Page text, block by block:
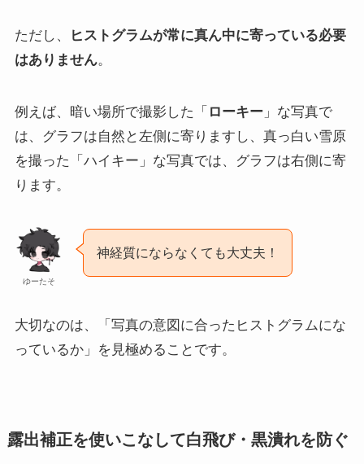
ただし、
ヒストグラムが常に真ん中に寄っている必要
はありません。
例えば、暗い場所で撮影した「 ローキー」な写真で
は、グラフは自然と左側に寄りますし、真っ白い雪原
を撮った「ハイキー」な写真では、グラフは右側に寄
ります。
ゆーたそ
神経質にならなくても大丈夫！
大切なのは、「写真の意図に合ったヒストグラムにな
っているか」を見極めることです。
露出補正を使いこなして白飛び・黒潰れを防ぐ